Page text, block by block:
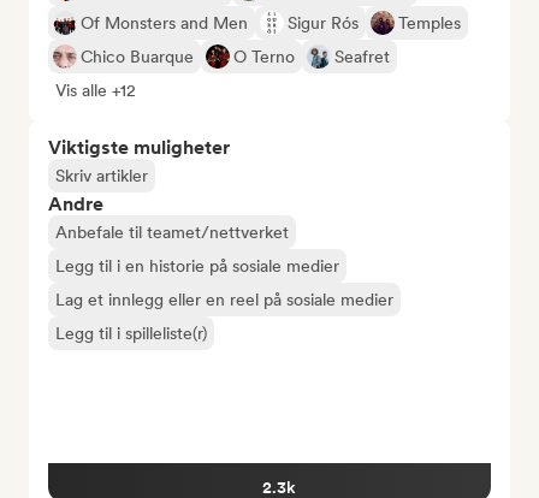
Of Monsters and Men
Sigur Rós
Temples
Chico Buarque
O Terno
Seafret
Vis alle +12
Viktigste muligheter
Skriv artikler
Andre
Anbefale til teamet/nettverket
Legg til i en historie på sosiale medier
Lag et innlegg eller en reel på sosiale medier
Legg til i spilleliste(r)
2.3k